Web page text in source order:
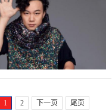
1 2 下一页 尾页